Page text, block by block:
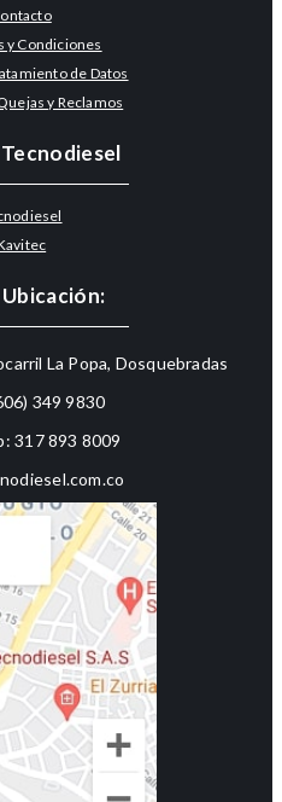
y Condiciones
de Datos
y Reclamos
La Popa, Dosquebradas
349 9830
317 893 8009